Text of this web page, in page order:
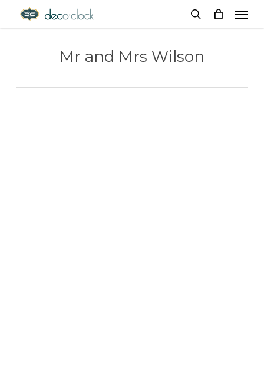
decoclock.pt Menu
Mr and Mrs Wilson